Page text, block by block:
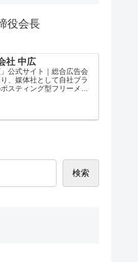
役会長
社 中広
」公式サイト｜総合広告会
、媒体社として自社ブラ
スティング型フリーメデ
検索